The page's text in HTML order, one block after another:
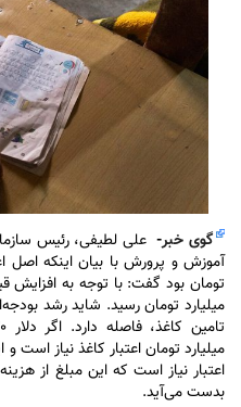
گوی خبر- علی لطیفی، رئیس
میلیارد تومان رسید. شاید رشد
اعتبار نیاز است که این مبلغ از
بدست می‌آید.